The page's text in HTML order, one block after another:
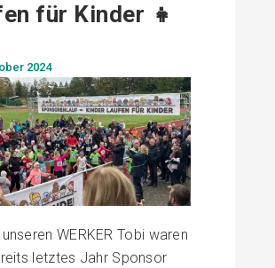
für Kinder 👧
2024
unseren WERKER Tobi waren
letztes Jahr Sponsor